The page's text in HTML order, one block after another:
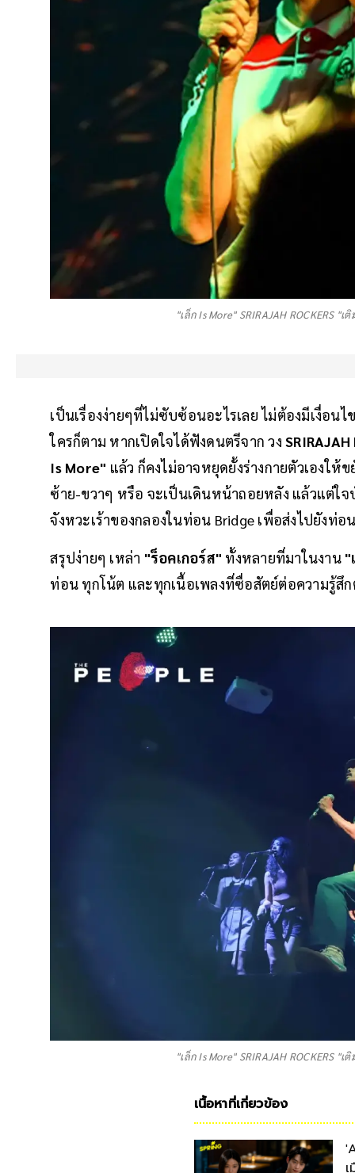
"เล็ก Is More" SRIRAJAH ROCKERS
เป็นเรื่องง่ายๆที่ไม่ซับซ้อนอะไรเลย ไม่ต้องมีเงื่อน
ใครก็ตาม หากเปิดใจได้ฟังดนตรีจาก วงSRIRAJAH
Is More" แล้ว ก็คงไม่อาจหยุดยั้งร่างกายตัวเองให้
ซ้าย-ขวาๆ หรือ จะเป็นเดินหน้าถอยหลัง แล้วแต่ใ
จังหวะเร้าของกลองในท่อน Bridge เพื่อส่งไปยังท่
สรุปง่ายๆ เหล่า "ร็อคเกอร์ส" ทั้งหลายที่มาในงาน "
ท่อน ทุกโน้ต และทุกเนื้อเพลงที่ซื่อสัตย์ต่อความรู้สึก
"เล็ก Is More" SRIRAJAH ROCKERS
เนื้อหาที่เกี่ยวข้อง